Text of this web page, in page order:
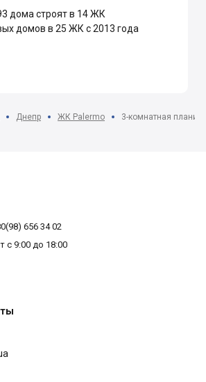
дома строят в 14 ЖК
домов в 25 ЖК с 2013 года
Днепр ЖК Palermo 3-комнатная
656 34 02
с 9:00 до 18:00